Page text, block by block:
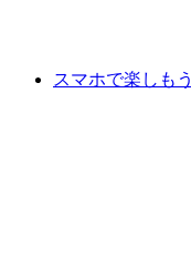
スマホで楽しもう